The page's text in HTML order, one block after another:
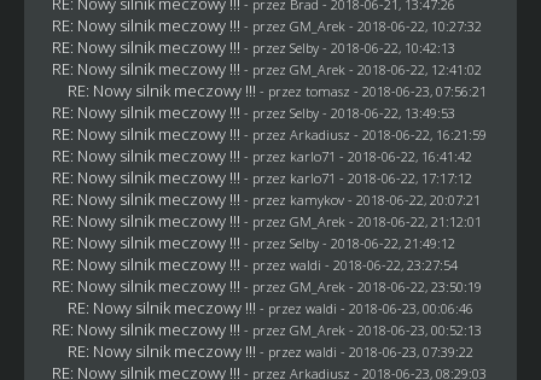
- przez Brad - 2018-06-21, 13:47:26
RE: Nowy silnik meczowy !!! - przez GM_Arek - 2018-06-22, 10:27:32
RE: Nowy silnik meczowy !!! - przez Selby- 2018-06-22, 10:42:13
RE: Nowy silnik meczowy !!! - przez GM_Arek - 2018-06-22, 12:41:02
RE: Nowy silnik meczowy !!! - przez tomasz - 2018-06-23, 07:56:21
RE: Nowy silnik meczowy !!! - przez Selby- 2018-06-22, 13:49:53
RE: Nowy silnik meczowy !!! - przez Arkadiusz - 2018-06-22, 16:21:59
RE: Nowy silnik meczowy !!! - przez karlo71 - 2018-06-22, 16:41:42
RE: Nowy silnik meczowy !!! - przez karlo71 - 2018-06-22, 17:17:12
RE: Nowy silnik meczowy !!! - przez kamykov- 2018-06-22, 20:07:21
RE: Nowy silnik meczowy !!! - przez GM_Arek - 2018-06-22, 21:12:01
RE: Nowy silnik meczowy !!! - przez Selby- 2018-06-22, 21:49:12
RE: Nowy silnik meczowy !!! - przez waldi - 2018-06-22, 23:27:54
RE: Nowy silnik meczowy !!! - przez GM_Arek - 2018-06-22, 23:50:19
RE: Nowy silnik meczowy !!! - przez waldi - 2018-06-23, 00:06:46
RE: Nowy silnik meczowy !!! - przez GM_Arek - 2018-06-23, 00:52:13
RE: Nowy silnik meczowy !!! - przez waldi - 2018-06-23, 07:39:22
RE: Nowy silnik meczowy !!! - przez Arkadiusz - 2018-06-23, 08:29:03